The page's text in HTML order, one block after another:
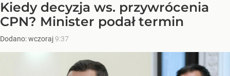
Kiedy decyzja ws. przywrócenia
CPN? Minister podał termin
Dodano:wczoraj9:37